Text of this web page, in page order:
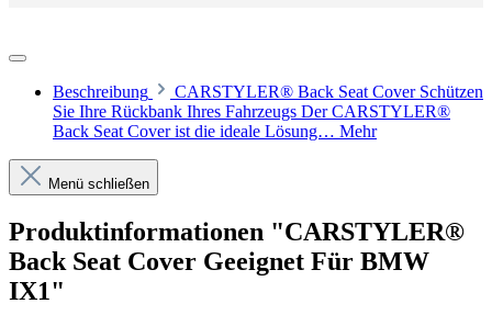
Beschreibung
CARSTYLER® Back Seat Cover Schützen
Sie Ihre Rückbank Ihres Fahrzeugs Der CARSTYLER®
Back Seat Cover ist die ideale Lösung… Mehr
Menü schließen
Produktinformationen "CARSTYLER®
Back Seat Cover Geeignet Für BMW
IX1"